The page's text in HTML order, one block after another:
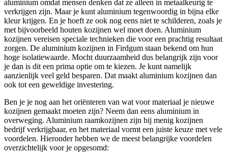
aluminium omdat mensen denken dat ze alleen in metaalkeurig te
verkrijgen zijn. Maar je kunt aluminium tegenwoordig in bijna elke
kleur krijgen. En je hoeft ze ook nog eens niet te schilderen, zoals je
met bijvoorbeeld houten kozijnen wel moet doen. Aluminium
kozijnen vereisen speciale technieken die voor een prachtig resultaat
zorgen. De aluminium kozijnen in Firdgum staan bekend om hun
hoge isolatiewaarde. Mocht duurzaamheid dus belangrijk zijn voor
je dan is dit een prima optie om te kiezen. Je kunt namelijk
aanzienlijk veel geld besparen. Dat maakt aluminium kozijnen dan
ook tot een geweldige investering.
Ben je je nog aan het oriënteren van wat voor materiaal je nieuwe
kozijnen gemaakt moeten zijn? Neem dan eens aluminium in
overweging. Aluminium raamkozijnen zijn bij menig kozijnen
bedrijf verkrijgbaar, en het materiaal vormt een juiste keuze met vele
voordelen. Hieronder hebben we de meest belangrijke voordelen
overzichtelijk voor je opgesomd: